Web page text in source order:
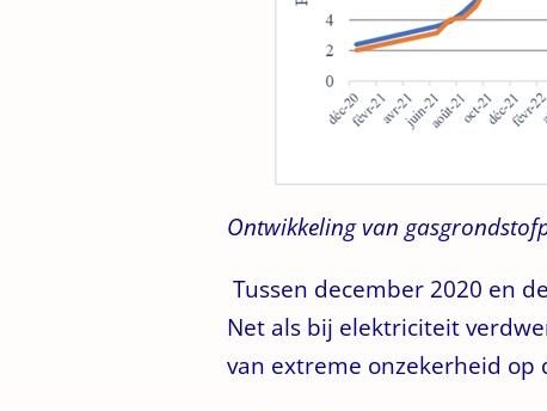
Ontwikkeling van
Tussen december 2020 en
Net als bij elektriciteit
van extreme onzekerheid op